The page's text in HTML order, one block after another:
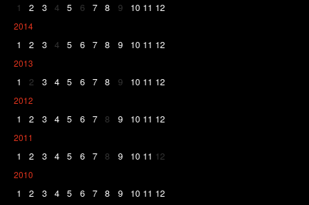
1 2 3 4 5 6 7 8 9 10 11 12
2014
1 2 3 4 5 6 7 8 9 10 11 12
2013
1 2 3 4 5 6 7 8 9 10 11 12
2012
1 2 3 4 5 6 7 8 9 10 11 12
2011
1 2 3 4 5 6 7 8 9 10 11 12
2010
1 2 3 4 5 6 7 8 9 10 11 12